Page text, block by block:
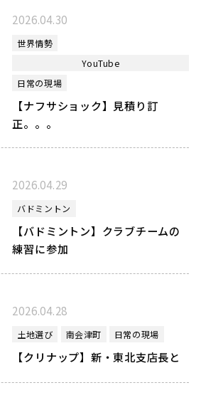
2026.04.30
世界情勢
YouTube
日常の現場
【ナフサショック】見積り訂
正。。。
2026.04.29
バドミントン
【バドミントン】クラブチームの
練習に参加
2026.04.28
土地選び 南会津町 日常の現場
【クリナップ】新・東北支店長と